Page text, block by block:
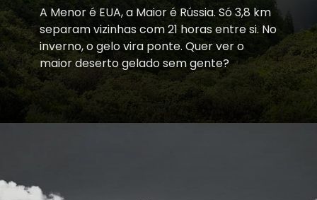
A Menor é EUA, a Maior é Rússia. Só 3,8 km
separam vizinhas com 21 horas entre si. No
inverno, o gelo vira ponte. Quer ver o
maior deserto gelado sem gente?